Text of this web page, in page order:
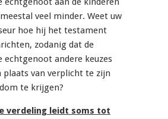
veel minder. Weet uw
hoe hij het testament
zodanig dat de
echtgenoot andere keuzes
plaats van verplicht te zijn
te krijgen?
verdeling leidt soms tot